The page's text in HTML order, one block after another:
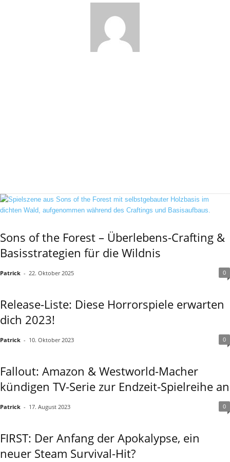
Sons of the Forest – Überlebens-Crafting &
Basisstrategien für die Wildnis
Patrick - 22. Oktober 2025 0
Release-Liste: Diese Horrorspiele erwarten
dich 2023!
Patrick - 10. Oktober 2023 0
Fallout: Amazon & Westworld-Macher
kündigen TV-Serie zur Endzeit-Spielreihe an
Patrick - 17. August 2023 0
FIRST: Der Anfang der Apokalypse, ein
neuer Steam Survival-Hit?